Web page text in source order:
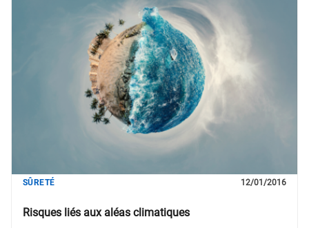
Risques liés aux aléas climatiques
SÛRETÉ 12/01/2016